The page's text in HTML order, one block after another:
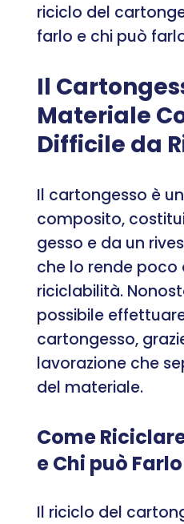
riciclo del
farlo e chi può
Il
Materiale
Difficile da
Il cartongesso è
composito,
gesso e da un
che lo rende
riciclabilità.
possibile
cartongesso,
lavorazione che
del materiale.
Come
e Chi può Farlo
Il riciclo del